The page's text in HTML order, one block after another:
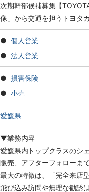
次期幹部候補募集【
像」から交通を担うトヨタ
個人営業
法人営業
損害保険
小売
愛媛県
▼業務内容
愛媛県内トップクラスのシ
販売、アフターフォローま
最大の特徴は、「完全来店
飛び込み訪問や無理な勧誘